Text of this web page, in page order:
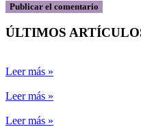
ÚLTIMOS
Leer más »
Leer más »
Leer más »